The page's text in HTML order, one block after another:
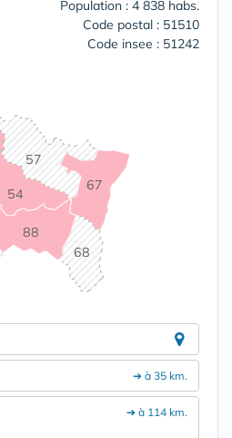
Population : 4 838 habs.
Code postal : 51510
Code insee : 51242
54
57
67
68
88
➔ à 35 km.
➔ à 114 km.